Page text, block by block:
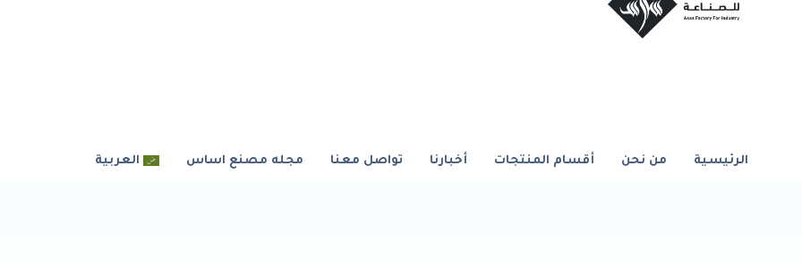
الرئيسية من نحن أقسام المنتجات أخبارنا تواصل معنا مجله مصنع اساس العربية